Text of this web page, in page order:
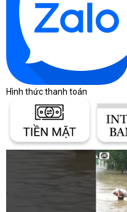
Hình thức thanh toán